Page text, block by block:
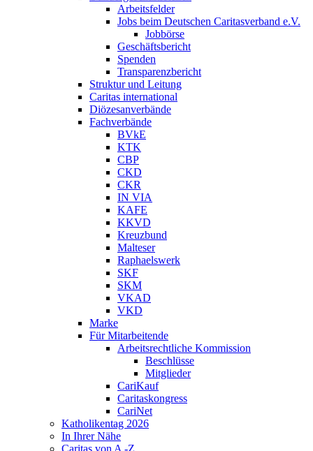
Arbeitsfelder
Jobs beim Deutschen Caritasverband e.V.
Jobbörse
Geschäftsbericht
Spenden
Transparenzbericht
Struktur und Leitung
Caritas international
Diözesanverbände
Fachverbände
BVkE
KTK
CBP
CKD
CKR
IN VIA
KAFE
KKVD
Kreuzbund
Malteser
Raphaelswerk
SKF
SKM
VKAD
VKD
Marke
Für Mitarbeitende
Arbeitsrechtliche Kommission
Beschlüsse
Mitglieder
CariKauf
Caritaskongress
CariNet
Katholikentag 2026
In Ihrer Nähe